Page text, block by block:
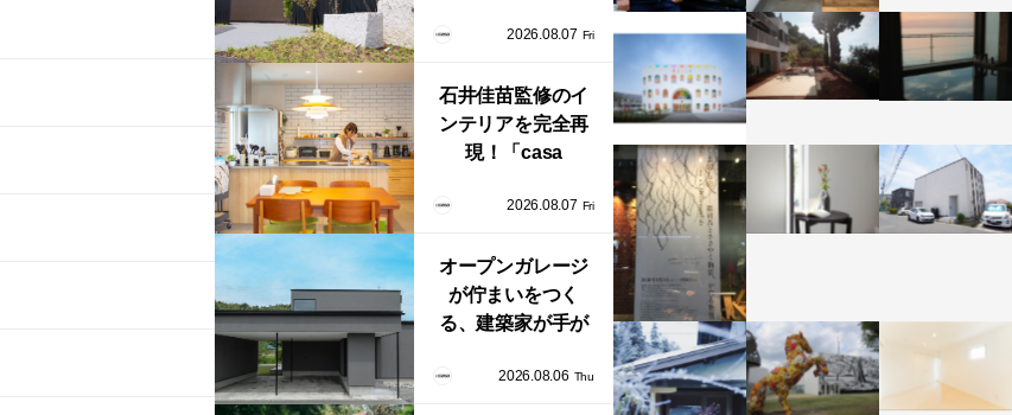
（グラフテクト）
型ショールームが
オープン！
2026.08.07 Fri
石井佳苗監修のイ
ンテリアを完全再
現！「casa
リンネル）」で叶
ルな部屋づくり。
2026.08.07 Fri
オープンガレージ
が佇まいをつく
る、建築家が手が
まい「ふわりと浮
2026.08.06 Thu